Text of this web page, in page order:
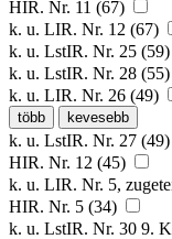
HIR. Nr. 11 (67)
k. u. LIR. Nr. 12 (67)
k. u. LstIR. Nr. 25 (59)
k. u. LstIR. Nr. 28 (55)
k. u. LIR. Nr. 26 (49)
több kevesebb
k. u. LstIR. Nr. 27 (49)
HIR. Nr. 12 (45)
k. u. LIR. Nr. 5,
HIR. Nr. 5 (34)
k. u. LstIR. Nr. 30 9.